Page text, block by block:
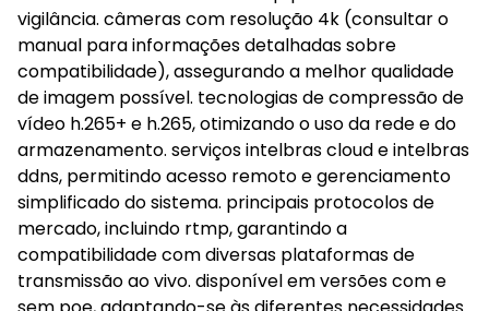
vigilância. câmeras com resolução 4k (consultar o
manual para informações detalhadas sobre
compatibilidade), assegurando a melhor qualidade
de imagem possível. tecnologias de compressão de
vídeo h.265+ e h.265, otimizando o uso da rede e do
armazenamento. serviços intelbras cloud e intelbras
ddns, permitindo acesso remoto e gerenciamento
simplificado do sistema. principais protocolos de
mercado, incluindo rtmp, garantindo a
compatibilidade com diversas plataformas de
transmissão ao vivo. disponível em versões com e